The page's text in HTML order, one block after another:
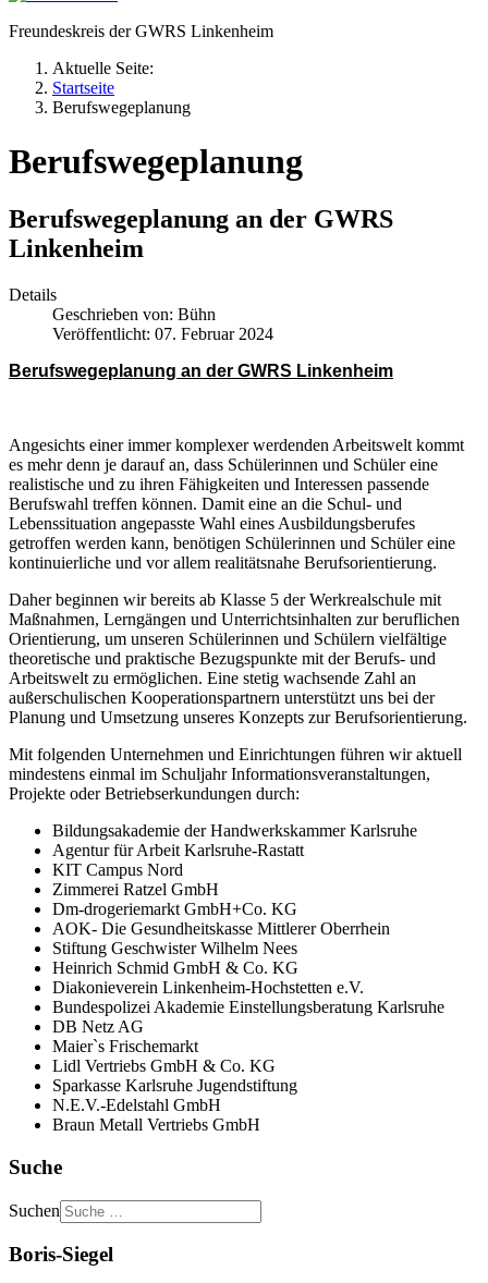
Freundeskreis der GWRS Linkenheim
Aktuelle Seite:
Startseite
Berufswegeplanung
Berufswegeplanung
Berufswegeplanung an der GWRS
Linkenheim
Details
Geschrieben von: Bühn
Veröffentlicht: 07. Februar 2024
Berufswegeplanung an der GWRS Linkenheim
Angesichts einer immer komplexer werdenden Arbeitswelt kommt
es mehr denn je darauf an, dass Schülerinnen und Schüler eine
realistische und zu ihren Fähigkeiten und Interessen passende
Berufswahl treffen können. Damit eine an die Schul- und
Lebenssituation angepasste Wahl eines Ausbildungsberufes
getroffen werden kann, benötigen Schülerinnen und Schüler eine
kontinuierliche und vor allem realitätsnahe Berufsorientierung.
Daher beginnen wir bereits ab Klasse 5 der Werkrealschule mit
Maßnahmen, Lerngängen und Unterrichtsinhalten zur beruflichen
Orientierung, um unseren Schülerinnen und Schülern vielfältige
theoretische und praktische Bezugspunkte mit der Berufs- und
Arbeitswelt zu ermöglichen. Eine stetig wachsende Zahl an
außerschulischen Kooperationspartnern unterstützt uns bei der
Planung und Umsetzung unseres Konzepts zur Berufsorientierung.
Mit folgenden Unternehmen und Einrichtungen führen wir aktuell
mindestens einmal im Schuljahr Informationsveranstaltungen,
Projekte oder Betriebserkundungen durch:
Bildungsakademie der Handwerkskammer Karlsruhe
Agentur für Arbeit Karlsruhe-Rastatt
KIT Campus Nord
Zimmerei Ratzel GmbH
Dm-drogeriemarkt GmbH+Co. KG
AOK- Die Gesundheitskasse Mittlerer Oberrhein
Stiftung Geschwister Wilhelm Nees
Heinrich Schmid GmbH & Co. KG
Diakonieverein Linkenheim-Hochstetten e.V.
Bundespolizei Akademie Einstellungsberatung Karlsruhe
DB Netz AG
Maier`s Frischemarkt
Lidl Vertriebs GmbH & Co. KG
Sparkasse Karlsruhe Jugendstiftung
N.E.V.-Edelstahl GmbH
Braun Metall Vertriebs GmbH
Suche
Suchen
Boris-Siegel